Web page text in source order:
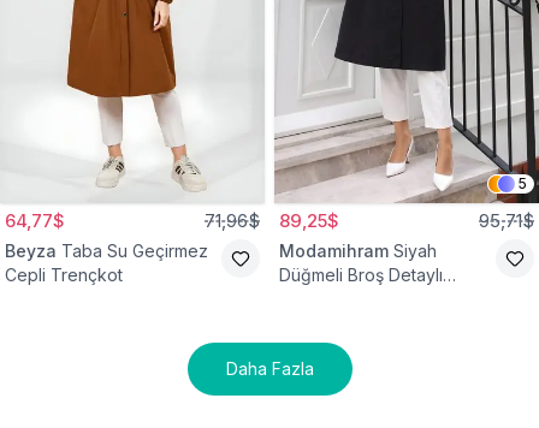
64,77$ 71,96$
Beyza Taba Su Geçirmez
Cepli Trençkot
5
89,25$ 95,71$
Modamihram Siyah
Düğmeli Broş Detaylı
Daha Fazla